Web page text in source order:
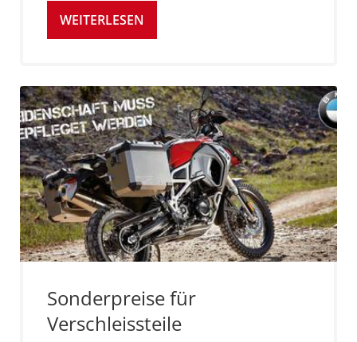
WEITERLESEN
Sonderpreise für
Verschleissteile